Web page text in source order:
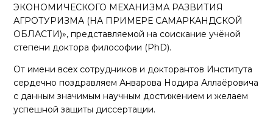
ЭКОНОМИЧЕСКОГО МЕХАНИЗМА РАЗВИТИЯ
АГРОТУРИЗМА (НА ПРИМЕРЕ САМАРКАНДСКОЙ
ОБЛАСТИ)», представляемой на соискание учёной
степени доктора философии (PhD).
От имени всех сотрудников и докторантов Института
сердечно поздравляем Анварова Нодира Аллаёровича
с данным значимым научным достижением и желаем
успешной защиты диссертации.